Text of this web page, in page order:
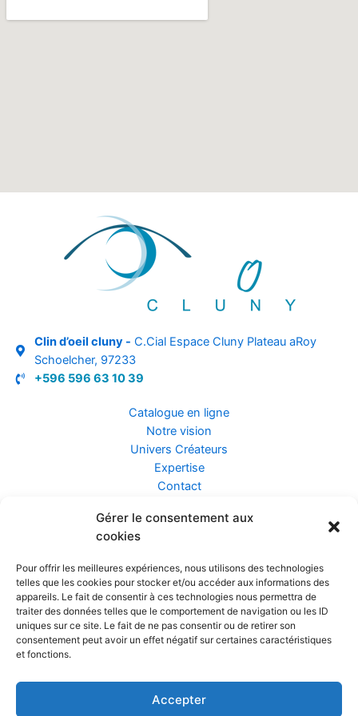
Gérer le consentement aux
cookies
Pour offrir les meilleures expériences, nous utilisons des technologies
telles que les cookies pour stocker et/ou accéder aux informations des
appareils. Le fait de consentir à ces technologies nous permettra de
traiter des données telles que le comportement de navigation ou les ID
uniques sur ce site. Le fait de ne pas consentir ou de retirer son
consentement peut avoir un effet négatif sur certaines caractéristiques
et fonctions.
Accepter
Clin d’oeil cluny - C.Cial Espace Cluny Plateau aRoy
Schoelcher, 97233
+596 596 63 10 39
Catalogue en ligne
Notre vision
Univers Créateurs
Expertise
Contact
Assurance ZEN
Confidentialité et Données
Conditions Générales de Vente